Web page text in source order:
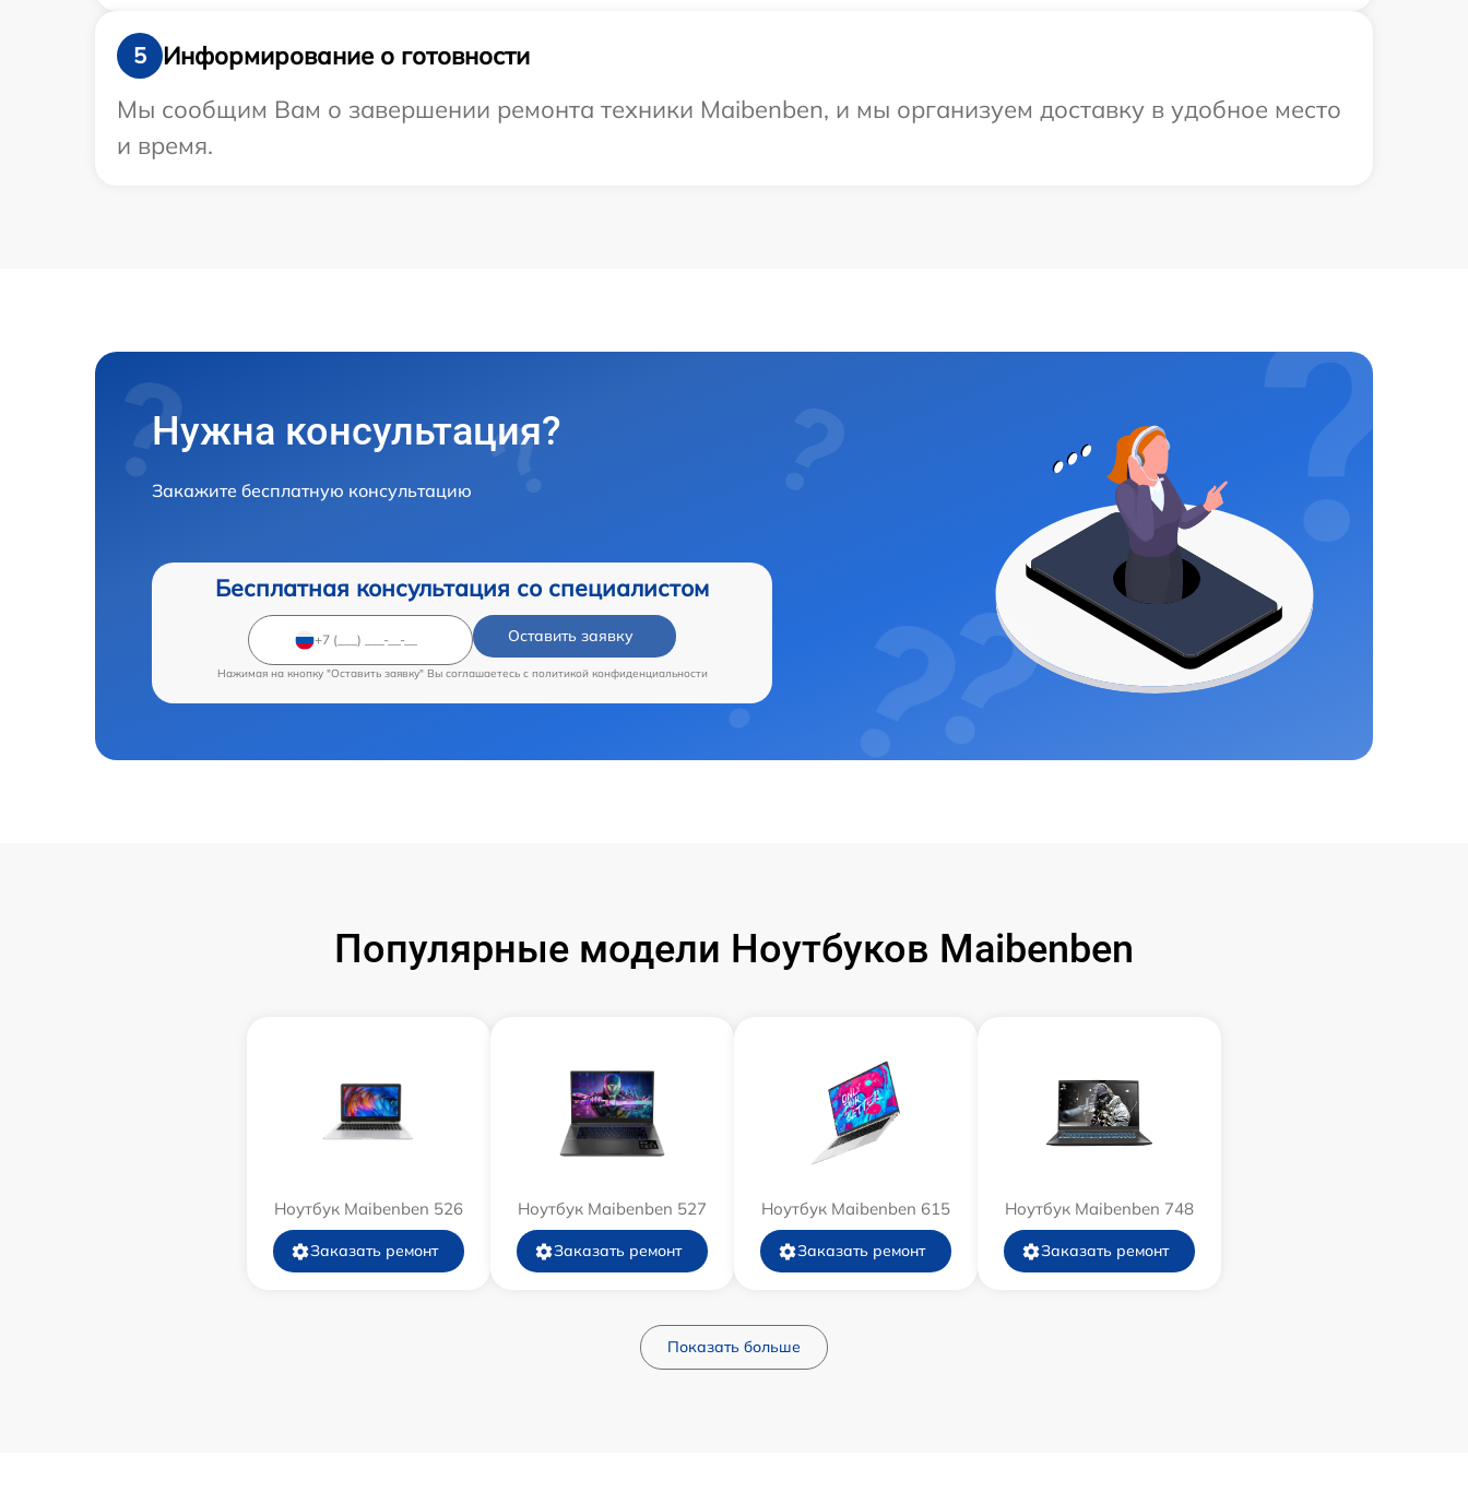
5
Информирование о готовности
Мы сообщим Вам о завершении ремонта техники Maibenben, и мы организуем доставку в удобное место
и время.
Нужна консультация?
Закажите бесплатную консультацию
Бесплатная консультация со специалистом
Оставить заявку
Нажимая на кнопку "Оставить заявку" Вы соглашаетесь c политикой конфиденциальности
Популярные модели Ноутбуков Maibenben
Ноутбук Maibenben 526
Заказать ремонт
Ноутбук Maibenben 527
Заказать ремонт
Ноутбук Maibenben 615
Заказать ремонт
Ноутбук Maibenben 748
Заказать ремонт
Показать больше